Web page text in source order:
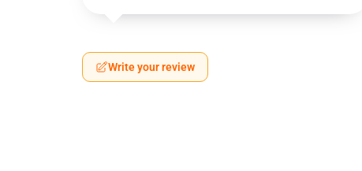
Write your review